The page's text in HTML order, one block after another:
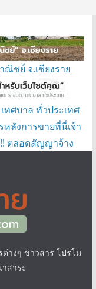
ณิชย์ จ.เชียงราย
ทศบาล ทั่วประเทศ
ลังการขายที่นี่เจ้า
ตลอดสัญญาจ้าง
ต่างๆ ข่าวสาร โปรโม
สาระ